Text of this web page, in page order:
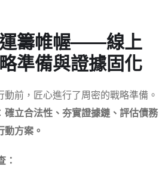
籌帷幄——線上
準備與證據固化
前，匠心進行了周密的戰略準備。
確立合法性、夯實證據鏈、評估債務
方案。
：